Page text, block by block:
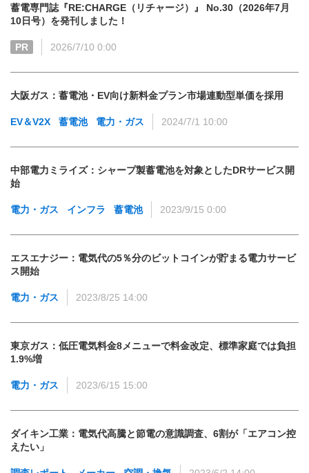
蓄電専門誌『RE:CHARGE（リチャージ）』 No.30（2026年7月
10日号）を発刊しました！
PR 2026/7/10 0:00
大阪ガス：蓄電池・EV向け新料金プラン市場連動型単価を採用
EV＆V2X 蓄電池 電力・ガス 2024/7/1 10:00
中部電力ミライズ：シャープ製蓄電池を対象としたDRサービス開
始
電力・ガス インフラ 蓄電池 2023/9/15 0:00
エスエナジー：電気代の5％分のビットコインが貯まる電力サービ
ス開始
電力・ガス 2023/8/25 14:00
東京ガス：低圧電気料金8メニューで料金改定、標準家庭では負担
1.9%増
電力・ガス 2023/6/15 15:00
ダイキン工業：電気代高騰と節電の意識調査、6割が「エアコン控
えたい」